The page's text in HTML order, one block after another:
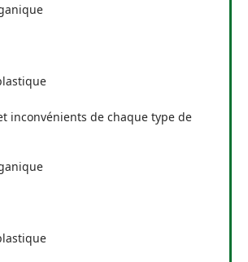
inconvénients de chaque type de